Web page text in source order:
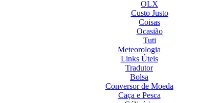
OLX
Custo Justo
Coisas
Ocasião
Tuti
Meteorologia
Links Úteis
Tradutor
Bolsa
Conversor de Moeda
Caça e Pesca